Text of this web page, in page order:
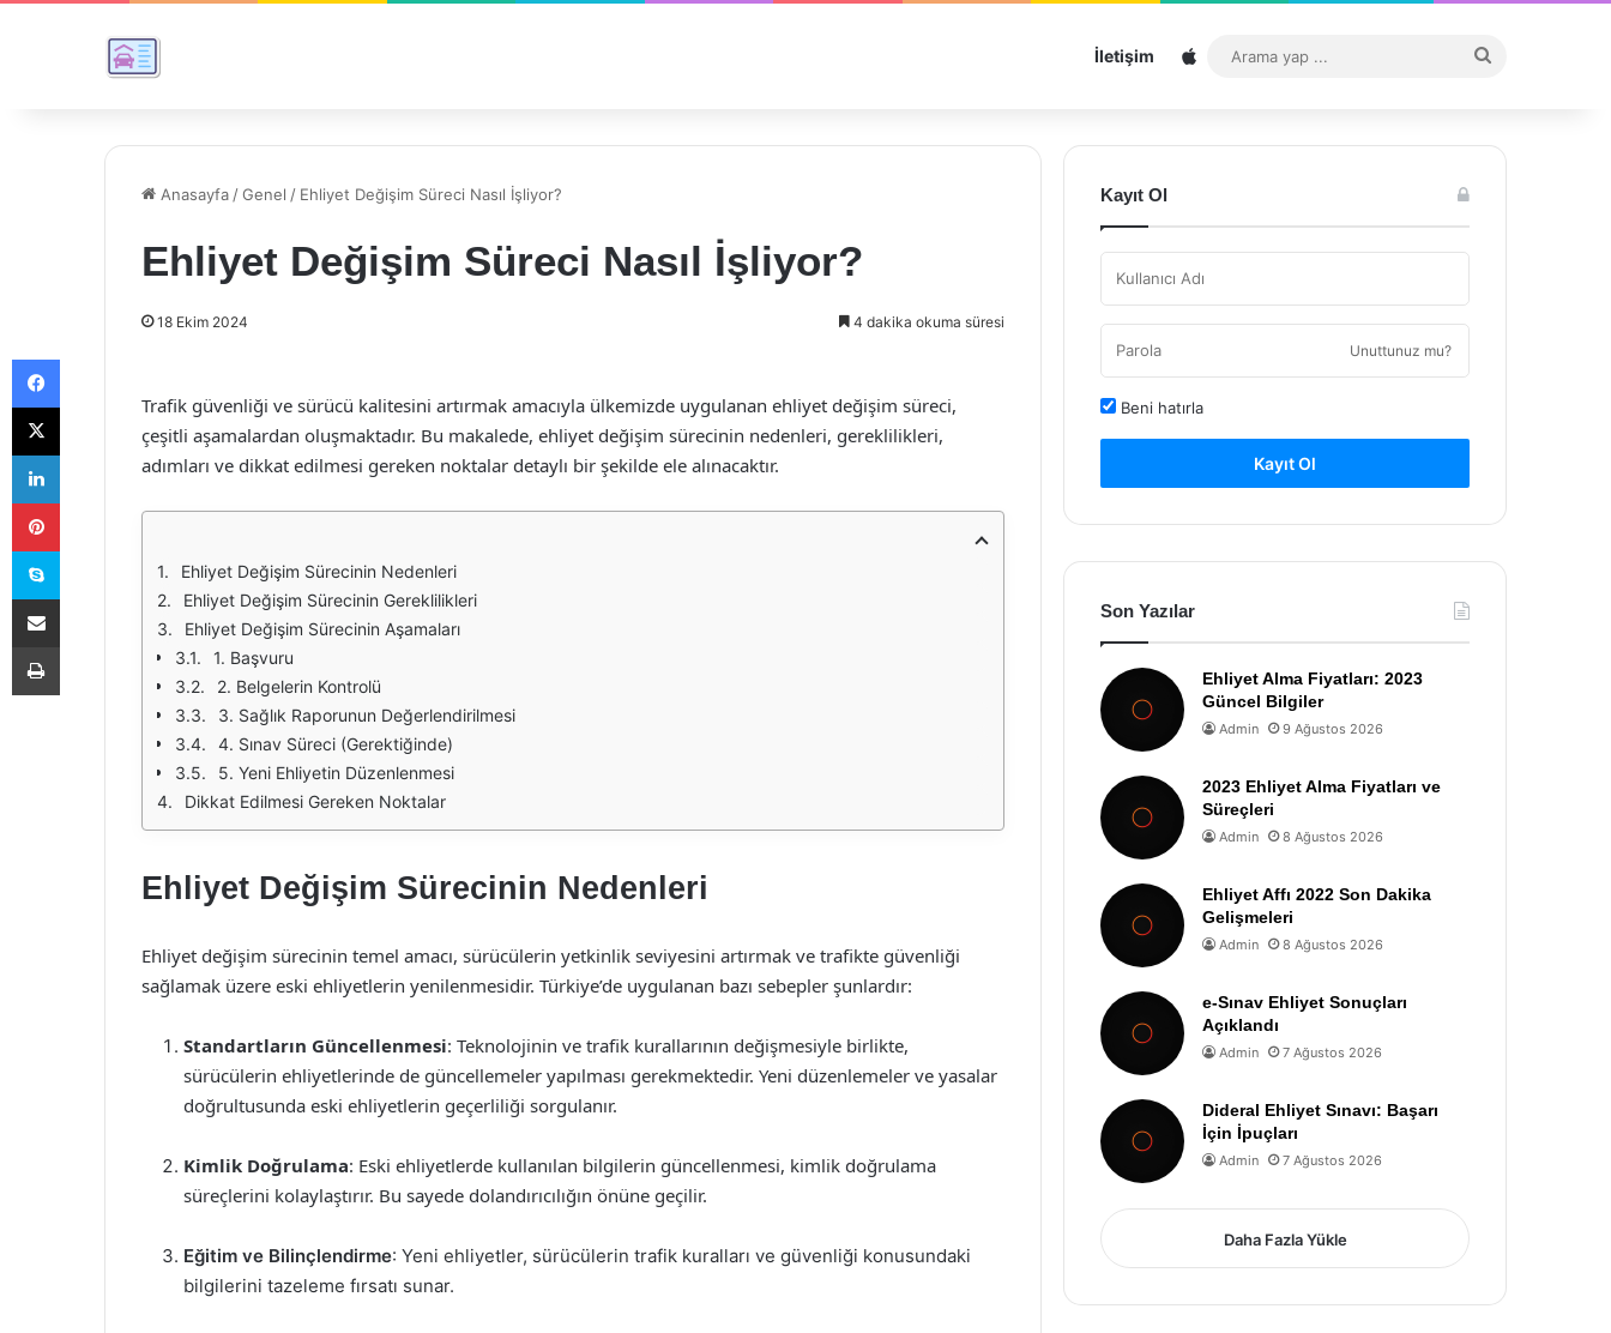
İletişim Sitemap
...
Anasayfa /Genel / Ehliyet Değişim Süreci Nasıl İşliyor?
Ehliyet Değişim Süreci Nasıl İşliyor?
18 Ekim 2024 4 dakika okuma süresi
Trafik güvenliği ve sürücü kalitesini artırmak amacıyla ülkemizde uygulanan ehliyet değişim süreci,
çeşitli aşamalardan oluşmaktadır. Bu makalede, ehliyet değişim sürecinin nedenleri, gereklilikleri,
adımları ve dikkat edilmesi gereken noktalar detaylı bir şekilde ele alınacaktır.
Ehliyet Değişim Sürecinin Nedenleri
Ehliyet Değişim Sürecinin Gereklilikleri
Ehliyet Değişim Sürecinin Aşamaları
1. Başvuru
2. Belgelerin Kontrolü
3. Sağlık Raporunun Değerlendirilmesi
4. Sınav Süreci (Gerektiğinde)
5. Yeni Ehliyetin Düzenlenmesi
Dikkat Edilmesi Gereken Noktalar
Ehliyet Değişim Sürecinin Nedenleri
Ehliyet değişim sürecinin temel amacı, sürücülerin yetkinlik seviyesini artırmak ve trafikte güvenliği
sağlamak üzere eski ehliyetlerin yenilenmesidir. Türkiye’de uygulanan bazı sebepler şunlardır:
Standartların Güncellenmesi: Teknolojinin ve trafik kurallarının değişmesiyle birlikte,
sürücülerin ehliyetlerinde de güncellemeler yapılması gerekmektedir. Yeni düzenlemeler ve yasalar
doğrultusunda eski ehliyetlerin geçerliliği sorgulanır.
Kimlik Doğrulama: Eski ehliyetlerde kullanılan bilgilerin güncellenmesi, kimlik doğrulama
süreçlerini kolaylaştırır. Bu sayede dolandırıcılığın önüne geçilir.
Eğitim ve Bilinçlendirme: Yeni ehliyetler, sürücülerin trafik kuralları ve güvenliği konusundaki
bilgilerini tazeleme fırsatı sunar.
Kayıt Ol
Unuttunuz mu?
Beni hatırla
Kayıt Ol
Son Yazılar
Ehliyet Alma Fiyatları: 2023
Güncel Bilgiler
Admin 9 Ağustos 2026
2023 Ehliyet Alma Fiyatları ve
Süreçleri
Admin 8 Ağustos 2026
Ehliyet Affı 2022 Son Dakika
Gelişmeleri
Admin 8 Ağustos 2026
e-Sınav Ehliyet Sonuçları
Açıklandı
Admin 7 Ağustos 2026
Dideral Ehliyet Sınavı: Başarı
İçin İpuçları
Admin 7 Ağustos 2026
Daha Fazla Yükle
Facebook
X
LinkedIn
Pinterest
Skype
E-Posta ile paylaş